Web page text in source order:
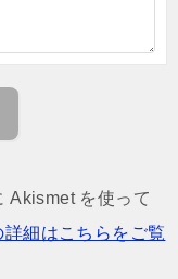
Akismet を使って
細はこちらをご覧